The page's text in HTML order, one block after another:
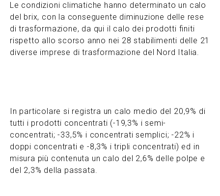
Le condizioni climatiche hanno determinato un calo
del brix, con la conseguente diminuzione delle rese
di trasformazione, da qui il calo dei prodotti finiti
rispetto allo scorso anno nei 28 stabilimenti delle 21
diverse imprese di trasformazione del Nord Italia.
In particolare si registra un calo medio del 20,9% di
tutti i prodotti concentrati (-19,3% i semi-
concentrati; -33,5% i concentrati semplici; -22% i
doppi concentrati e -8,3% i tripli concentrati) ed in
misura più contenuta un calo del 2,6% delle polpe e
del 2,3% della passata.